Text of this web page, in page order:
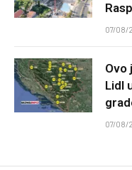
07/08/
Ovo
Lidl
07/08/